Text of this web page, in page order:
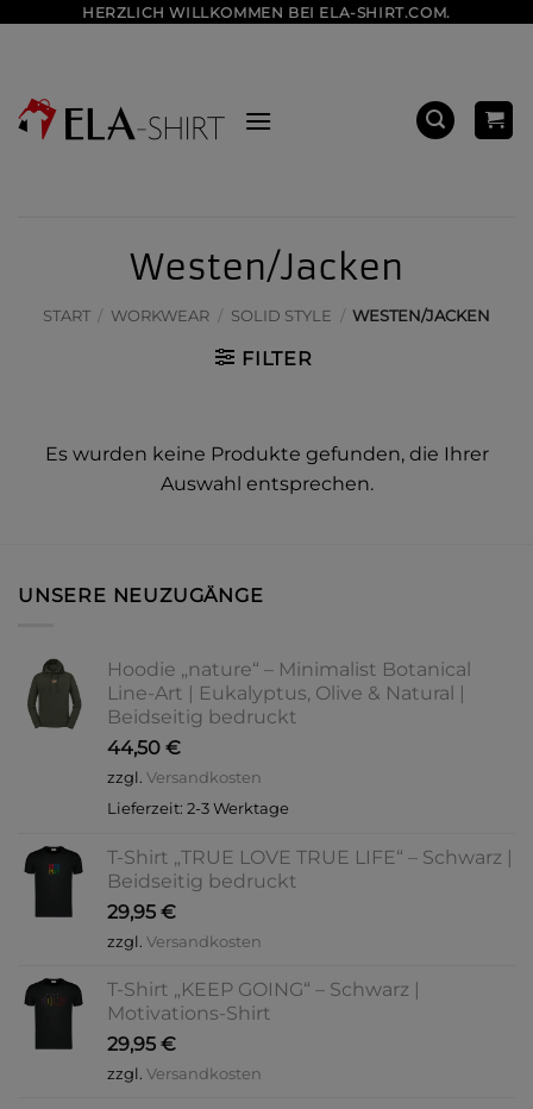
HERZLICH WILLKOMMEN BEI ELA-SHIRT.COM.
Westen/Jacken
START / WORKWEAR / SOLID STYLE / WESTEN/JACKEN
FILTER
Es wurden keine Produkte gefunden, die Ihrer
Auswahl entsprechen.
UNSERE NEUZUGÄNGE
Hoodie „nature“ – Minimalist Botanical
Line-Art | Eukalyptus, Olive & Natural |
Beidseitig bedruckt
44,50 €
zzgl. Versandkosten
Lieferzeit: 2-3 Werktage
T-Shirt „TRUE LOVE TRUE LIFE“ – Schwarz |
Beidseitig bedruckt
29,95 €
zzgl. Versandkosten
T-Shirt „KEEP GOING“ – Schwarz |
Motivations-Shirt
29,95 €
zzgl. Versandkosten